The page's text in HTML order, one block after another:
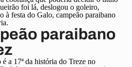
foi lá, deslogou o goleiro,
à festa do Galo, campeão paraibano
paraibano
a 17ª da história do Treze no